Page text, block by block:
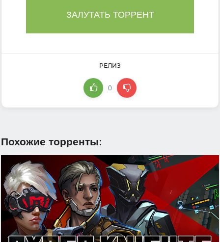
ЗАЛУТАТЬ ТОРРЕНТ
РЕЛИЗ
0
Похожие торренты: